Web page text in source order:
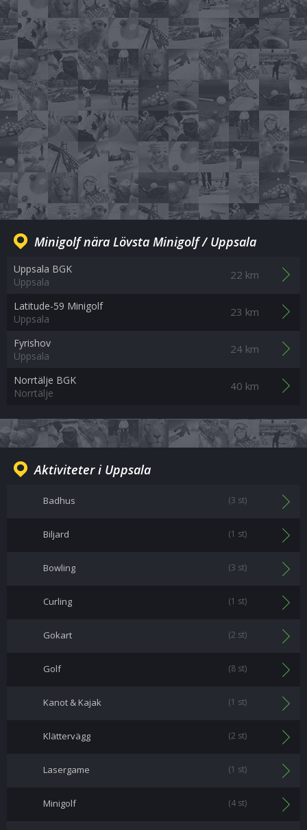
Minigolf nära Lövsta Minigolf / Uppsala
Uppsala BGK
Uppsala
22 km
Latitude-59 Minigolf
Uppsala
23 km
Fyrishov
Uppsala
24 km
Norrtälje BGK
Norrtälje
40 km
Aktiviteter i Uppsala
Badhus (3 st)
Biljard (1 st)
Bowling (3 st)
Curling (1 st)
Gokart (2 st)
Golf (8 st)
Kanot & Kajak (1 st)
Klättervägg (2 st)
Lasergame (1 st)
Minigolf (4 st)